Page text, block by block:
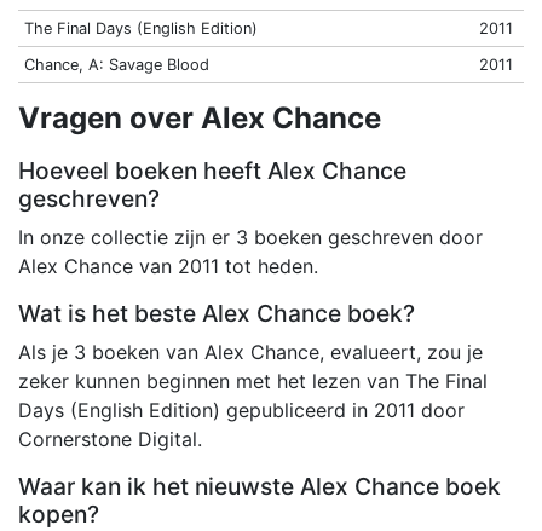
The Final Days (English Edition)
2011
Chance, A: Savage Blood
2011
Vragen over Alex Chance
Hoeveel boeken heeft Alex Chance
geschreven?
In onze collectie zijn er 3 boeken geschreven door
Alex Chance van 2011 tot heden.
Wat is het beste Alex Chance boek?
Als je 3 boeken van Alex Chance, evalueert, zou je
zeker kunnen beginnen met het lezen van The Final
Days (English Edition) gepubliceerd in 2011 door
Cornerstone Digital.
Waar kan ik het nieuwste Alex Chance boek
kopen?